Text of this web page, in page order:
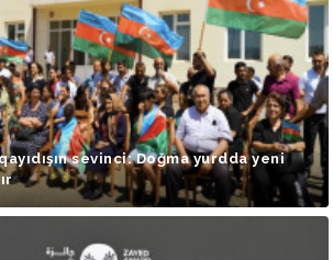
sevinci: Doğma yurdda yeni